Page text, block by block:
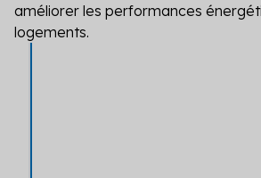
améliorer les performances
logements.